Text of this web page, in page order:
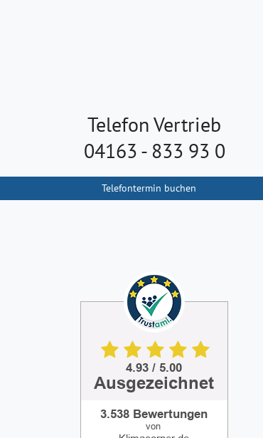
Telefon Vertrieb
04163 - 833 93 0
Telefontermin buchen